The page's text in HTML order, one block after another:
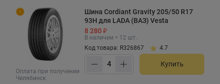
Оплата при получении
Челябинск
Шина Cordiant Gravity 205/50 R17
93H для LADA (ВАЗ) Vesta
8 280 ₽
В наличии > 12 шт.
Код товара: R326867
4.7
Купить